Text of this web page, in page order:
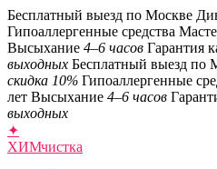
Бесплатный выезд по Москве
Гипоаллергенные средства
Высыхание 4–6 часов Гарантия
выходных Бесплатный выезд по
скидка 10% Гипоаллергенные
лет Высыхание 4–6 часов
выходных
✦
ХИМчистка